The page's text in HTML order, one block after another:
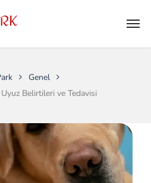
Genel
Belirtileri ve Tedavisi